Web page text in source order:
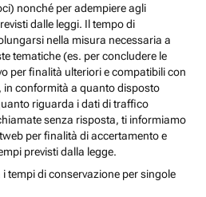
nonché per adempiere agli
dalle leggi. Il tempo di
nella misura necessaria a
tematiche (es. per concludere le
per finalità ulteriori e compatibili con
in conformità a quanto disposto
riguarda i dati di traffico
senza risposta, ti informiamo
per finalità di accertamento e
previsti dalla legge.
tempi di conservazione per singole